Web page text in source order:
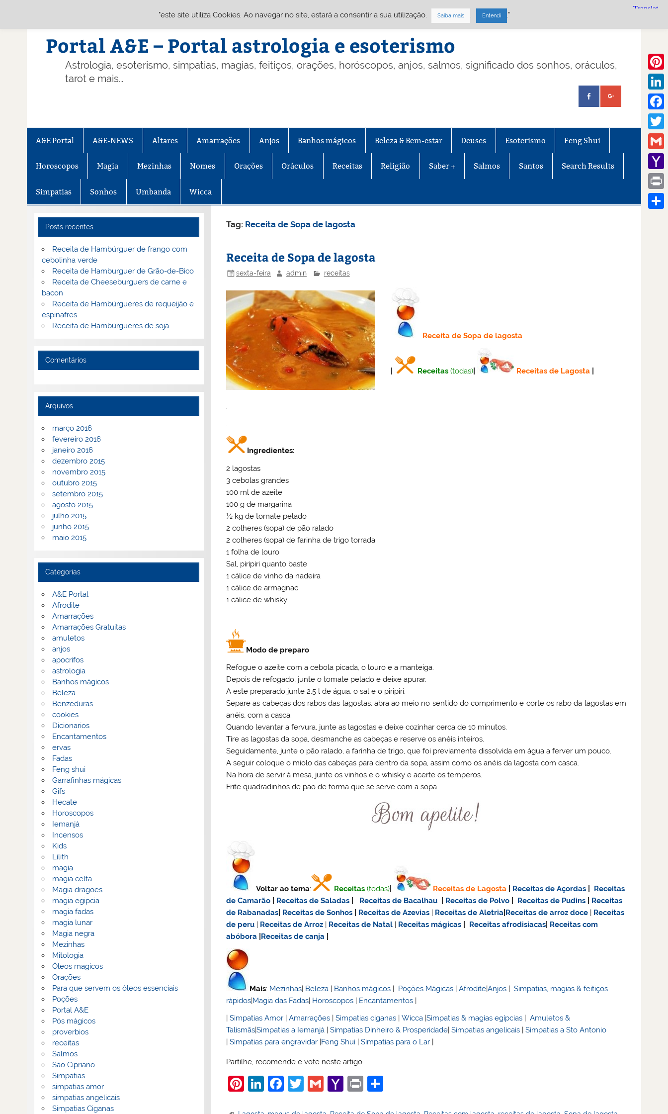
Portal A&E – Portal astrologia e esoterismo
Astrologia, esoterismo, simpatias, magias, feitiços, orações, horóscopos, anjos, salmos, significado dos sonhos, oráculos,
tarot e mais…
A&E Portal A&E-NEWS Altares Amarrações Anjos Banhos mágicos Beleza & Bem-estar Deuses Esoterismo Feng Shui
Horoscopos Magia Mezinhas Nomes Orações Oráculos Receitas Religião Saber + Salmos Santos Search Results
Simpatias Sonhos Umbanda Wicca
Tag: Receita de Sopa de lagosta
Receita de Sopa de lagosta
sexta-feira admin receitas
Receita de Sopa de lagosta
Receitas (todas)| Receitas de Lagosta
.
Ingredientes:
2 lagostas
3 cebolas grandes
100 ml de azeite
100 g de margarina
½ kg de tomate pelado
2 colheres (sopa) de pão ralado
2 colheres (sopa) de farinha de trigo torrada
1 folha de louro
Sal, piripiri quanto baste
1 cálice de vinho da nadeira
1 cálice de armagnac
1 cálice de whisky
Modo de preparo
Refogue o azeite com a cebola picada, o louro e a manteiga.
Depois de refogado, junte o tomate pelado e deixe apurar.
A este preparado junte 2,5 l de água, o sal e o piripiri.
Separe as cabeças dos rabos das lagostas, abra ao meio no sentido do comprimento e corte os rabo da lagostas em
anéis, com a casca.
Quando levantar a fervura, junte as lagostas e deixe cozinhar cerca de 10 minutos.
Tire as lagostas da sopa, desmanche as cabeças e reserve os anéis inteiros.
Seguidamente, junte o pão ralado, a farinha de trigo, que foi previamente dissolvida em água a ferver um pouco.
A seguir coloque o miolo das cabeças para dentro da sopa, assim como os anéis da lagosta com casca.
Na hora de servir à mesa, junte os vinhos e o whisky e acerte os temperos.
Frite quadradinhos de pão de forma que se serve com a sopa.
Voltar ao tema: Receitas (todas) Receitas de Lagosta Receitas de Açordas
Receitas
de Camarão
Receitas de Saladas Receitas de Bacalhau Receitas de Polvo Receitas de Pudins
Receitas
de Rabanadas
Receitas de Sonhos Receitas de Azevias Receitas de Aletria Receitas dearroz doce
Receitas
de peru Receitas de Arroz Receitas de Natal Receitas mágicas Receitas afrodisiacas
Receitas com
abóbora
Receitas de canja
Mais: Mezinhas| Beleza | Banhos mágicos | Poções Mágicas |Afrodite|Anjos |Simpatias, magias & feitiços
rápidos|Magia das Fadas| Horoscopos | Encantamentos |
|Simpatias Amor |Amarrações |Simpatias ciganas |Wicca |Simpatias & magias egípcias |Amuletos &
Talismãs|Simpatias a Iemanjá |Simpatias Dinheiro & Prosperidade|Simpatias angelicais |Simpatias a Sto Antonio
|Simpatias para engravidar |Feng Shui |Simpatias para o Lar |
Partilhe, recomende e vote neste artigo
Pi Li F
T
G
Y
Pr
Posts recentes
Receita de Hambúrguer de frango com
cebolinha verde
Receita de Hamburguer de Grão-de-Bico
Receita de Cheeseburguers de carne e
bacon
Receita de Hambúrgueres de requeijão e
espinafres
Receita de Hambúrgueres de soja
Comentários
Arquivos
março 2016
fevereiro 2016
janeiro 2016
dezembro 2015
novembro 2015
outubro 2015
setembro 2015
agosto 2015
julho 2015
junho 2015
maio 2015
Categorias
A&E Portal
Afrodite
Amarrações
Amarrações Gratuitas
amuletos
anjos
apocrifos
astrologia
Banhos mágicos
Beleza
Benzeduras
cookies
Dicionarios
Encantamentos
ervas
Fadas
Feng shui
Garrafinhas mágicas
Gifs
Hecate
Horoscopos
Iemanjá
Incensos
Kids
Lilith
magia
magia celta
Magia dragoes
magia egipcia
magia fadas
magia lunar
Magia negra
Mezinhas
Mitologia
Óleos magicos
Orações
Para que servem os óleos essenciais
Poções
Portal A&E
Pós mágicos
proverbios
receitas
Salmos
São Cipriano
Simpatias
simpatias amor
simpatias angelicais
Simpatias Ciganas
Gmail
Mail
Print
"este site utiliza Cookies. Ao navegar no site, estará a consentir a sua utilização. Saiba mais . Entendi ."